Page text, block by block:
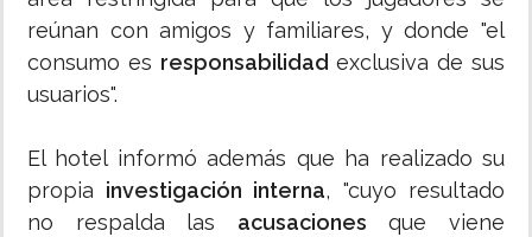
reúnan con amigos y familiares, y donde "el
consumo es responsabilidad exclusiva de sus
usuarios".
El hotel informó además que ha realizado su
propia investigación interna, "cuyo resultado
no respalda las acusaciones que viene